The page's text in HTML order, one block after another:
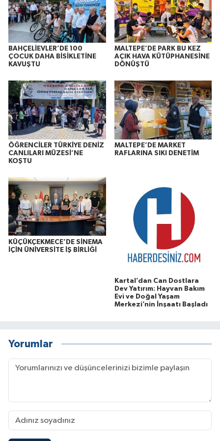
BAHÇELİEVLER’DE 100
ÇOCUK DAHA BİSİKLETİNE
KAVUŞTU
MALTEPE’DE PARK BU KEZ
AÇIK HAVA KÜTÜPHANESİNE
DÖNÜŞTÜ
ÖĞRENCİLER TÜRKİYE DENİZ
CANLILARI MÜZESİ’NE
KOŞTU
MALTEPE’DE MARKET
RAFLARINA SIKI DENETİM
KÜÇÜKÇEKMECE’DE SİNEMA
İÇİN ÜNİVERSİTE İŞ BİRLİĞİ
Kartal’dan Can Dostlara
Dev Yatırım: Hayvan Bakım
Evi ve Doğal Yaşam
Merkezi’nin İnşaatı Başladı
Yorumlar